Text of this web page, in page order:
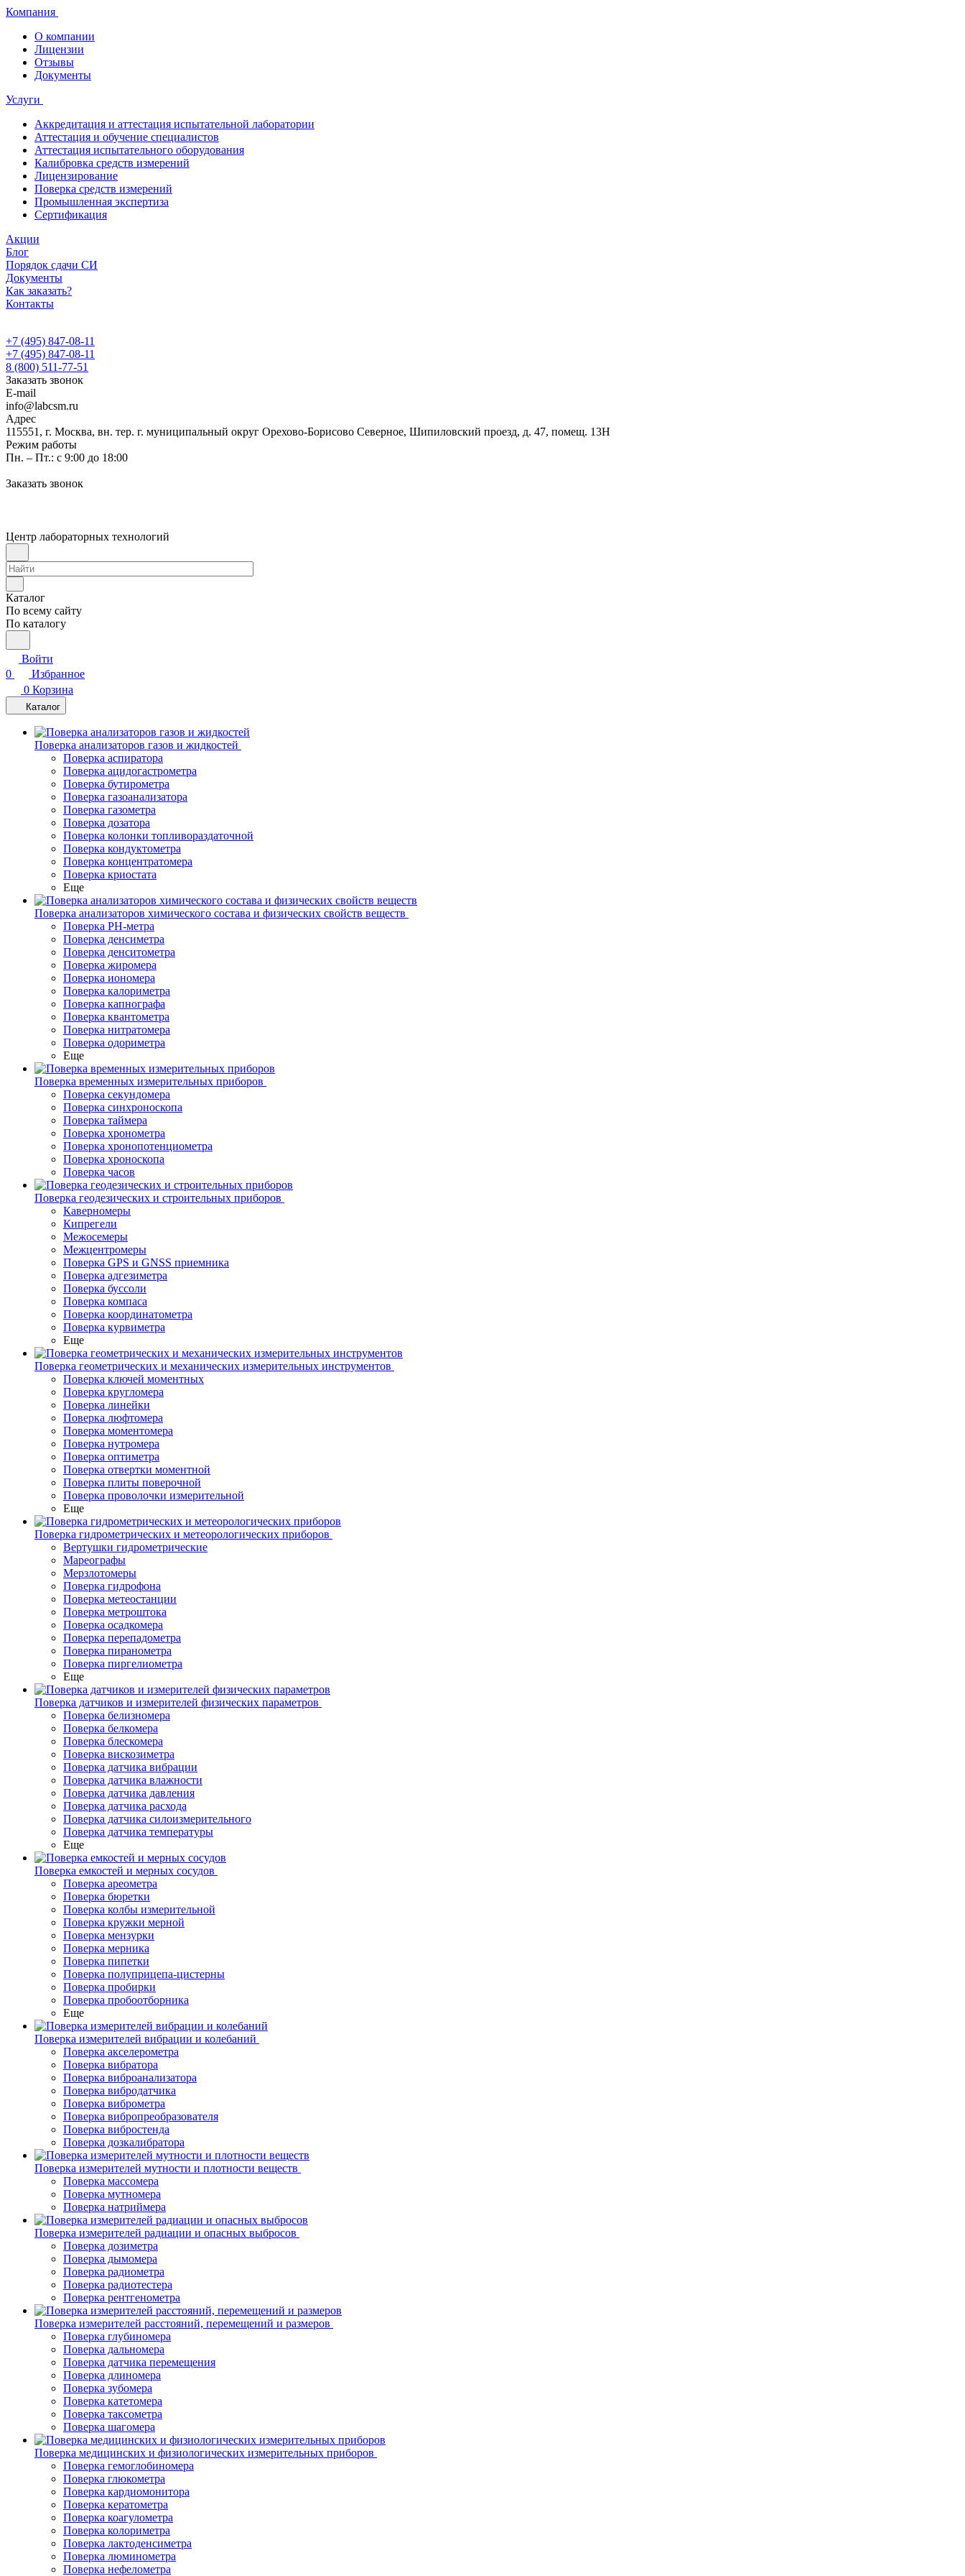
Компания
О компании
Лицензии
Отзывы
Документы
Услуги
Аккредитация и аттестация испытательной лаборатории
Аттестация и обучение специалистов
Аттестация испытательного оборудования
Калибровка средств измерений
Лицензирование
Поверка средств измерений
Промышленная экспертиза
Сертификация
Акции
Блог
Порядок сдачи СИ
Документы
Как заказать?
Контакты
+7 (495) 847-08-11
+7 (495) 847-08-11
8 (800) 511-77-51
Заказать звонок
E-mail
info@labcsm.ru
Адрес
115551, г. Москва, вн. тер. г. муниципальный округ Орехово-Борисово Северное, Шипиловский проезд, д. 47, помещ. 13Н
Режим работы
Пн. – Пт.: с 9:00 до 18:00
Заказать звонок
Центр лабораторных технологий
Каталог
По всему сайту
По каталогу
Войти
0
Избранное
0 Корзина
Каталог
Поверка анализаторов газов и жидкостей
Поверка аспиратора
Поверка ацидогастрометра
Поверка бутирометра
Поверка газоанализатора
Поверка газометра
Поверка дозатора
Поверка колонки топливораздаточной
Поверка кондуктометра
Поверка концентратомера
Поверка криостата
Еще
Поверка анализаторов химического состава и физических свойств веществ
Поверка PH-метра
Поверка денсиметра
Поверка денситометра
Поверка жиромера
Поверка иономера
Поверка калориметра
Поверка капнографа
Поверка квантометра
Поверка нитратомера
Поверка одориметра
Еще
Поверка временных измерительных приборов
Поверка секундомера
Поверка синхроноскопа
Поверка таймера
Поверка хронометра
Поверка хронопотенциометра
Поверка хроноскопа
Поверка часов
Поверка геодезических и строительных приборов
Каверномеры
Кипрегели
Межосемеры
Межцентромеры
Поверка GPS и GNSS приемника
Поверка адгезиметра
Поверка буссоли
Поверка компаса
Поверка координатометра
Поверка курвиметра
Еще
Поверка геометрических и механических измерительных инструментов
Поверка ключей моментных
Поверка кругломера
Поверка линейки
Поверка люфтомера
Поверка моментомера
Поверка нутромера
Поверка оптиметра
Поверка отвертки моментной
Поверка плиты поверочной
Поверка проволочки измерительной
Еще
Поверка гидрометрических и метеорологических приборов
Вертушки гидрометрические
Мареографы
Мерзлотомеры
Поверка гидрофона
Поверка метеостанции
Поверка метроштока
Поверка осадкомера
Поверка перепадометра
Поверка пиранометра
Поверка пиргелиометра
Еще
Поверка датчиков и измерителей физических параметров
Поверка белизномера
Поверка белкомера
Поверка блескомера
Поверка вискозиметра
Поверка датчика вибрации
Поверка датчика влажности
Поверка датчика давления
Поверка датчика расхода
Поверка датчика силоизмерительного
Поверка датчика температуры
Еще
Поверка емкостей и мерных сосудов
Поверка ареометра
Поверка бюретки
Поверка колбы измерительной
Поверка кружки мерной
Поверка мензурки
Поверка мерника
Поверка пипетки
Поверка полуприцепа-цистерны
Поверка пробирки
Поверка пробоотборника
Еще
Поверка измерителей вибрации и колебаний
Поверка акселерометра
Поверка вибратора
Поверка виброанализатора
Поверка вибродатчика
Поверка виброметра
Поверка вибропреобразователя
Поверка вибростенда
Поверка дозкалибратора
Поверка измерителей мутности и плотности веществ
Поверка массомера
Поверка мутномера
Поверка натриймера
Поверка измерителей радиации и опасных выбросов
Поверка дозиметра
Поверка дымомера
Поверка радиометра
Поверка радиотестера
Поверка рентгенометра
Поверка измерителей расстояний, перемещений и размеров
Поверка глубиномера
Поверка дальномера
Поверка датчика перемещения
Поверка длиномера
Поверка зубомера
Поверка катетомера
Поверка таксометра
Поверка шагомера
Поверка медицинских и физиологических измерительных приборов
Поверка гемоглобиномера
Поверка глюкометра
Поверка кардиомонитора
Поверка кератометра
Поверка коагулометра
Поверка колориметра
Поверка лактоденсиметра
Поверка люминометра
Поверка нефелометра